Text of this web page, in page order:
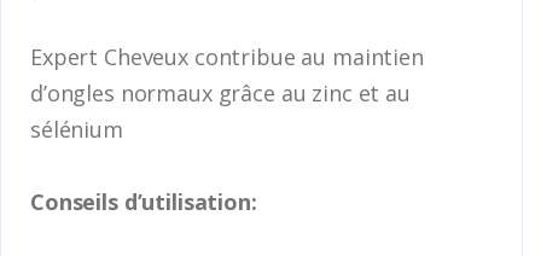
Expert Cheveux contribue au maintien
d’ongles normaux grâce au zinc et au
sélénium
Conseils d’utilisation: